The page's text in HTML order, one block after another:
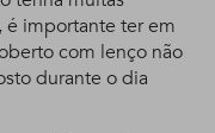
é importante ter em
com lenço não
durante o dia